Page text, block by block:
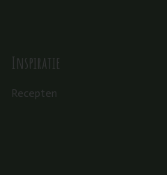
Inspiratie
Recepten